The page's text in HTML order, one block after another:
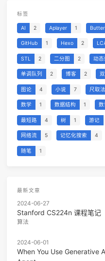
标签
AI 2 Aplayer 1
GitHub 1 Hexo 2
STL 2 二分图 2 动态
单调队列 2 博客 2
图论 4 小说 7 尺取法
数学 1 数据结构 1 数
最短路 4 树 1 游记
网络流 5 记忆化搜索 4
随笔 1
最新文章
2024-06-27
Stanford CS224n 课程笔记
算法
2024-06-01
When You Use Generative